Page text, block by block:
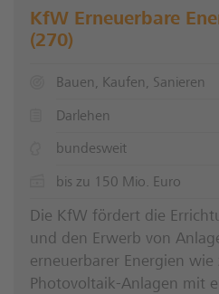
KfW Erneuerbare
(270)
Bauen, Kaufen, Sanieren
Darlehen
bundesweit
bis zu 150 Mio. Euro
Die KfW fördert die
und den Erwerb von
erneuerbarer Energien wie
Photovoltaik-Anlagen mit